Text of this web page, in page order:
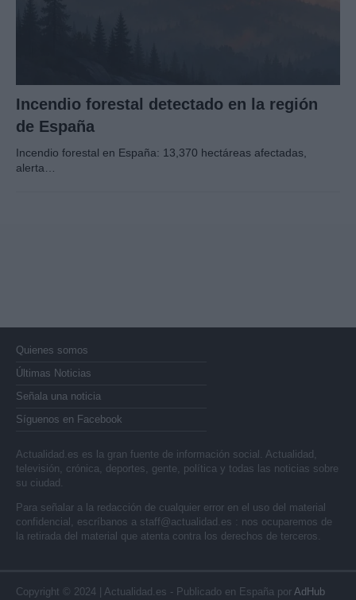
Incendio forestal detectado en la región
de España
Incendio forestal en España: 13,370 hectáreas afectadas,
alerta…
Quienes somos
Últimas Noticias
Señala una noticia
Síguenos en Facebook
Actualidad.es es la gran fuente de información social. Actualidad,
televisión, crónica, deportes, gente, política y todas las noticias sobre
su ciudad.
Para señalar a la redacción de cualquier error en el uso del material
confidencial, escríbanos a staff@actualidad.es : nos ocuparemos de
la retirada del material que atenta contra los derechos de terceros.
Copyright © 2024 | Actualidad.es - Publicado en España por AdHub